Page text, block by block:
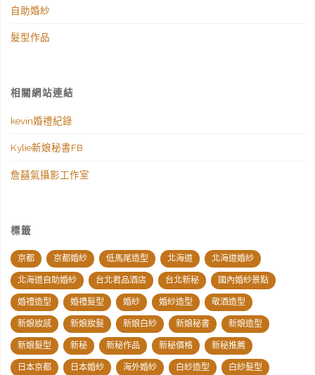
自助婚紗
髮型作品
相關網站連結
kevin婚禮紀錄
Kylie新娘秘書FB
詹囍氣攝影工作室
標籤
京都 京都婚紗 低馬尾造型 北海道 北海道婚紗
北海道自助婚紗 台北君品酒店 台北新秘 國內婚紗景點
婚禮造型 婚禮髮型 婚紗 婚紗造型 敬酒造型
新娘妝感 新娘妝髮 新娘白紗 新娘秘書 新娘造型
新娘髮型 新秘 新秘作品 新秘價格 新秘推薦
日本京都 日本婚紗 海外婚紗 白紗造型 白紗髮型